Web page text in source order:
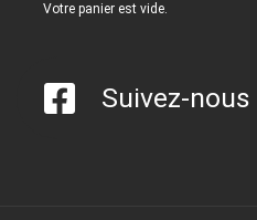
Votre panier est vide.
Suivez-nous